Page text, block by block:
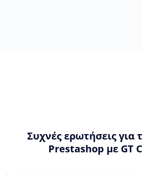
Συχνές ερωτήσεις για
Prestashop με GT